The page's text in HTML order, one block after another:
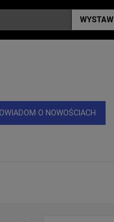
WYSTAW
O NOWOŚCIACH